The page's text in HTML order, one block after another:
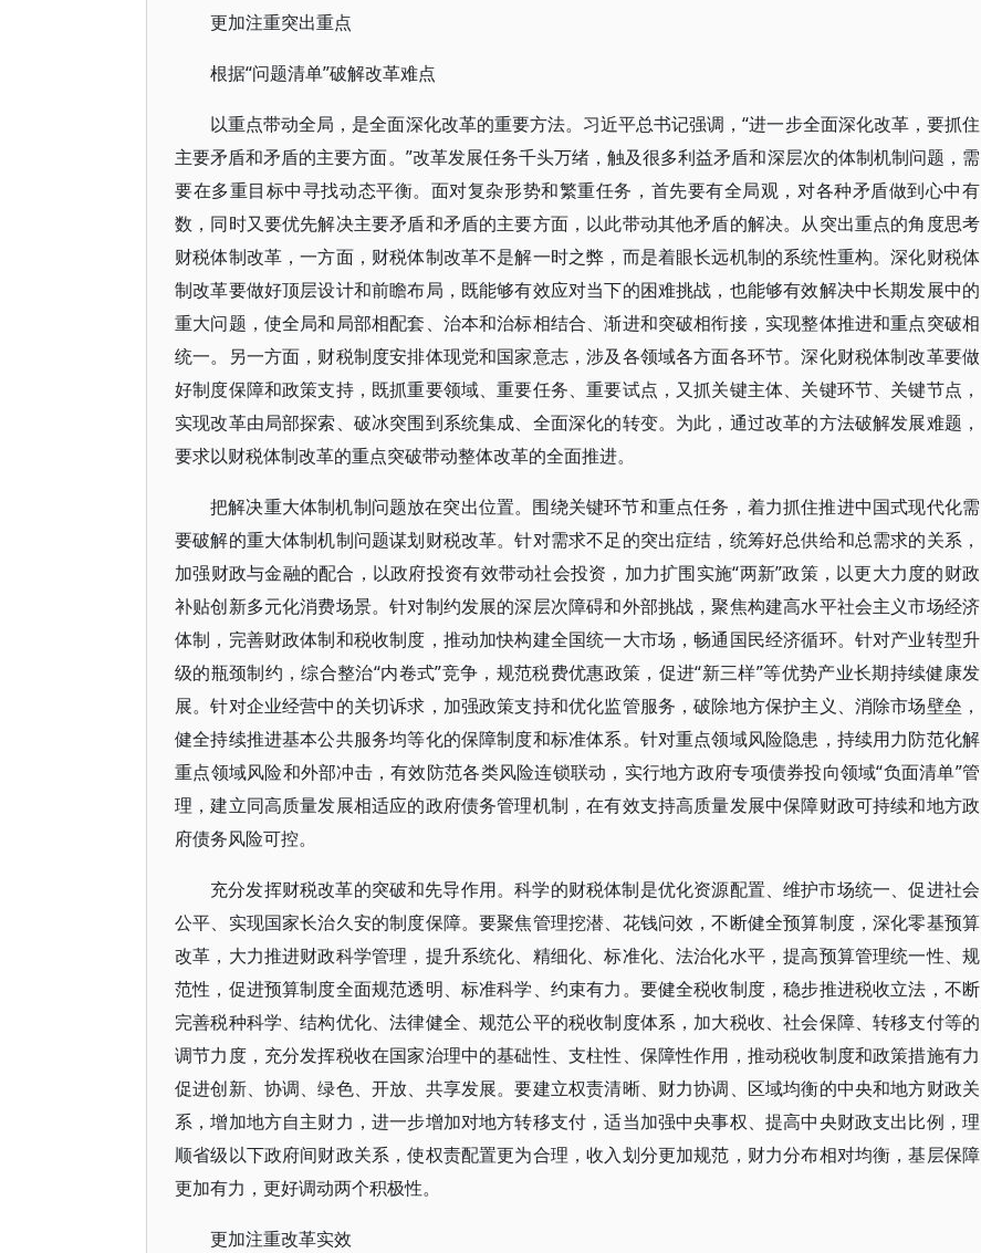
更加注重突出重点
根据“问题清单”破解改革难点
以重点带动全局，是全面深化改革的重要方法。习近平总书记强调，“进一步全面深化改革，要抓住
主要矛盾和矛盾的主要方面。”改革发展任务千头万绪，触及很多利益矛盾和深层次的体制机制问题，需
要在多重目标中寻找动态平衡。面对复杂形势和繁重任务，首先要有全局观，对各种矛盾做到心中有
数，同时又要优先解决主要矛盾和矛盾的主要方面，以此带动其他矛盾的解决。从突出重点的角度思考
财税体制改革，一方面，财税体制改革不是解一时之弊，而是着眼长远机制的系统性重构。深化财税体
制改革要做好顶层设计和前瞻布局，既能够有效应对当下的困难挑战，也能够有效解决中长期发展中的
重大问题，使全局和局部相配套、治本和治标相结合、渐进和突破相衔接，实现整体推进和重点突破相
统一。另一方面，财税制度安排体现党和国家意志，涉及各领域各方面各环节。深化财税体制改革要做
好制度保障和政策支持，既抓重要领域、重要任务、重要试点，又抓关键主体、关键环节、关键节点，
实现改革由局部探索、破冰突围到系统集成、全面深化的转变。为此，通过改革的方法破解发展难题，
要求以财税体制改革的重点突破带动整体改革的全面推进。
把解决重大体制机制问题放在突出位置。围绕关键环节和重点任务，着力抓住推进中国式现代化需
要破解的重大体制机制问题谋划财税改革。针对需求不足的突出症结，统筹好总供给和总需求的关系，
加强财政与金融的配合，以政府投资有效带动社会投资，加力扩围实施“两新”政策，以更大力度的财政
补贴创新多元化消费场景。针对制约发展的深层次障碍和外部挑战，聚焦构建高水平社会主义市场经济
体制，完善财政体制和税收制度，推动加快构建全国统一大市场，畅通国民经济循环。针对产业转型升
级的瓶颈制约，综合整治“内卷式”竞争，规范税费优惠政策，促进“新三样”等优势产业长期持续健康发
展。针对企业经营中的关切诉求，加强政策支持和优化监管服务，破除地方保护主义、消除市场壁垒，
健全持续推进基本公共服务均等化的保障制度和标准体系。针对重点领域风险隐患，持续用力防范化解
重点领域风险和外部冲击，有效防范各类风险连锁联动，实行地方政府专项债券投向领域“负面清单”管
理，建立同高质量发展相适应的政府债务管理机制，在有效支持高质量发展中保障财政可持续和地方政
府债务风险可控。
充分发挥财税改革的突破和先导作用。科学的财税体制是优化资源配置、维护市场统一、促进社会
公平、实现国家长治久安的制度保障。要聚焦管理挖潜、花钱问效，不断健全预算制度，深化零基预算
改革，大力推进财政科学管理，提升系统化、精细化、标准化、法治化水平，提高预算管理统一性、规
范性，促进预算制度全面规范透明、标准科学、约束有力。要健全税收制度，稳步推进税收立法，不断
完善税种科学、结构优化、法律健全、规范公平的税收制度体系，加大税收、社会保障、转移支付等的
调节力度，充分发挥税收在国家治理中的基础性、支柱性、保障性作用，推动税收制度和政策措施有力
促进创新、协调、绿色、开放、共享发展。要建立权责清晰、财力协调、区域均衡的中央和地方财政关
系，增加地方自主财力，进一步增加对地方转移支付，适当加强中央事权、提高中央财政支出比例，理
顺省级以下政府间财政关系，使权责配置更为合理，收入划分更加规范，财力分布相对均衡，基层保障
更加有力，更好调动两个积极性。
更加注重改革实效